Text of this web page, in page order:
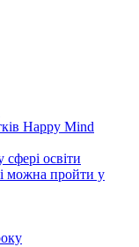
Happy Mind
освіти
можна пройти у